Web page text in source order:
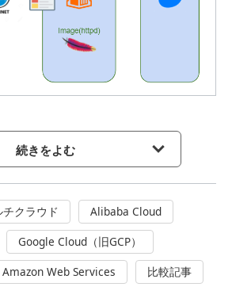
続きをよむ
チクラウド
Alibaba Cloud
Google Cloud（旧GCP）
Amazon Web Services 比較記事